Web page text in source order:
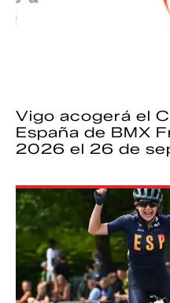
Vigo acogerá el
España de BMX
2026 el 26 de